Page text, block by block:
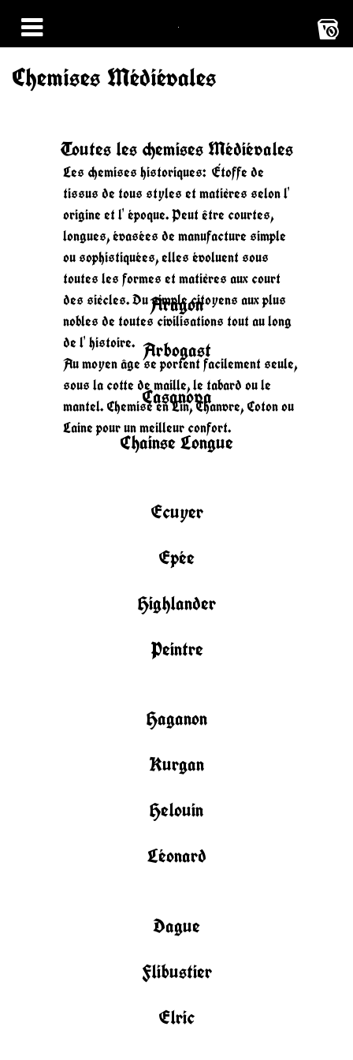
0
Chemises Médiévales
Toutes les chemises Médiévales
Les chemises historiques: Étoffe de
tissus de tous styles et matières selon l'
origine et l' époque. Peut être courtes,
longues, évasées de manufacture simple
ou sophistiquées, elles évoluent sous
toutes les formes et matières aux court
des siècles. Du simple citoyens aux plus
nobles de toutes civilisations tout au long
de l' histoire.
Au moyen âge se portent facilement seule,
sous la cotte de maille, le tabard ou le
mantel. Chemise en Lin, Chanvre, Coton ou
Laine pour un meilleur confort.
Aragon
Arbogast
Casanova
Chainse Longue
Ecuyer
Epée
Highlander
Peintre
Haganon
Kurgan
Helouin
Léonard
Dague
Flibustier
Elric